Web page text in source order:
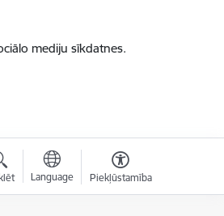
mediju sīkdatnes.
Language Piekļūstamība